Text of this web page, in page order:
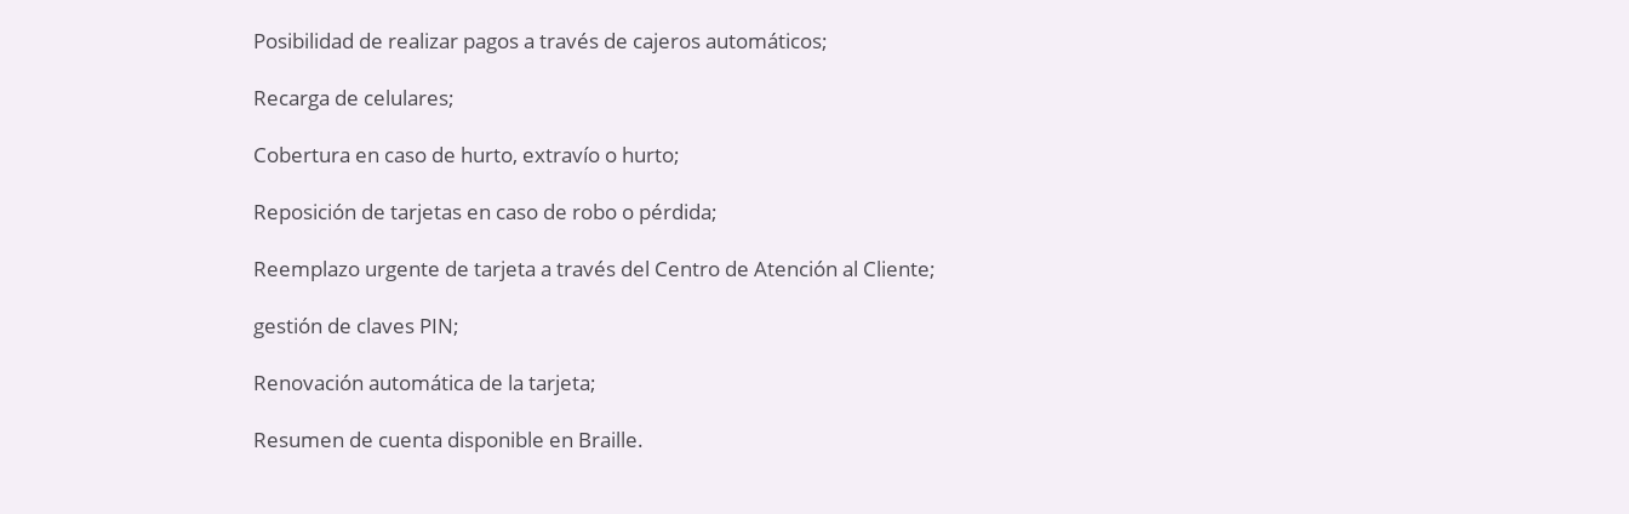
Posibilidad de realizar pagos a través de cajeros automáticos;
Recarga de celulares;
Cobertura en caso de hurto, extravío o hurto;
Reposición de tarjetas en caso de robo o pérdida;
Reemplazo urgente de tarjeta a través del Centro de Atención al Cliente;
gestión de claves PIN;
Renovación automática de la tarjeta;
Resumen de cuenta disponible en Braille.